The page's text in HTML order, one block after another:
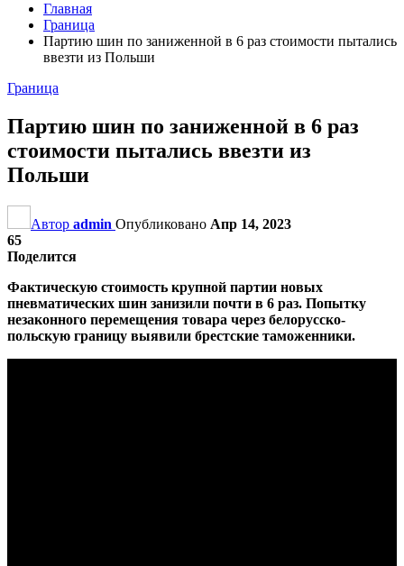
Главная
Граница
Партию шин по заниженной в 6 раз стоимости пытались
ввезти из Польши
Граница
Партию шин по заниженной в 6 раз
стоимости пытались ввезти из
Польши
Автор admin Опубликовано Апр 14, 2023
65
Поделится
Фактическую стоимость крупной партии новых
пневматических шин занизили почти в 6 раз. Попытку
незаконного перемещения товара через белорусско-
польскую границу выявили брестские таможенники.